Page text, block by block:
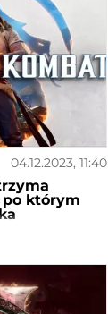
04.12.2023, 11:40
po którym